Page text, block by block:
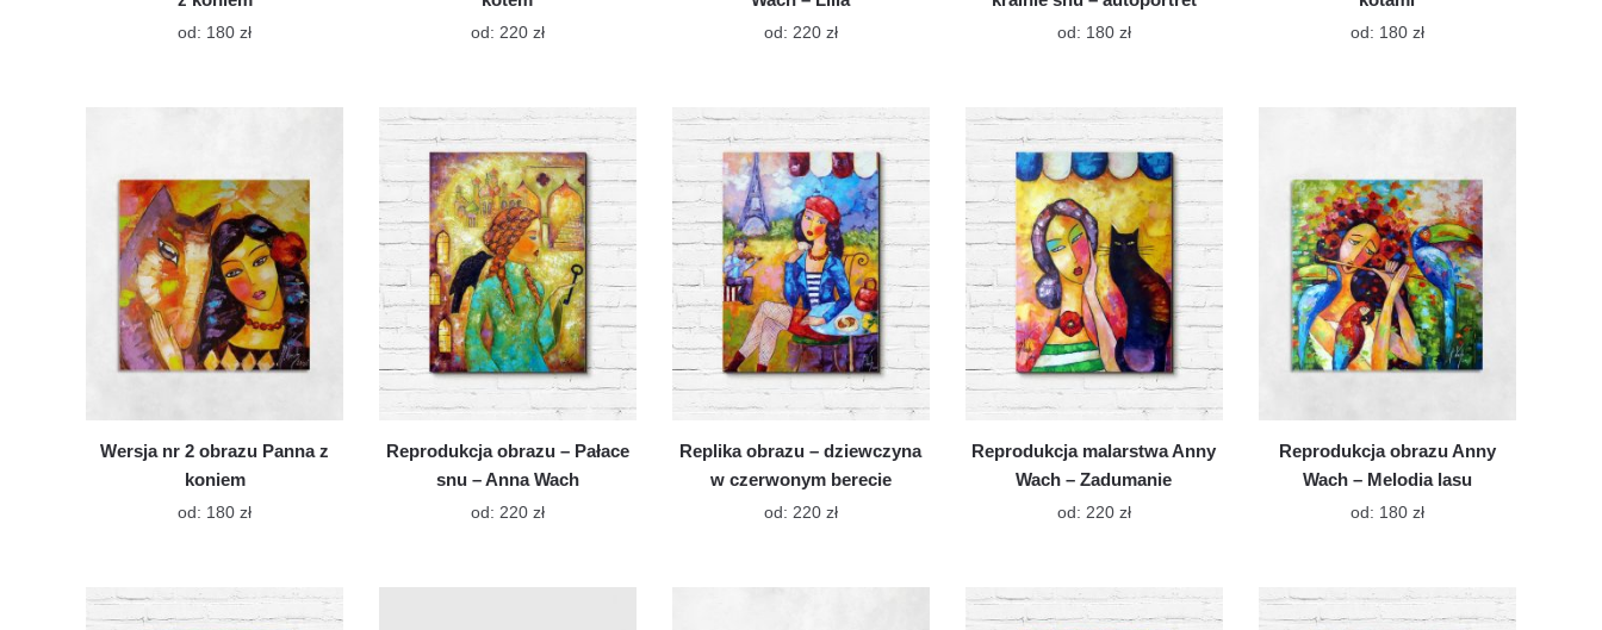
od: 180 złTen
można
wybrać
na
stronie
produktu
od: 220 złTen
wariantów.
Opcje
można
wybrać
na
stronie
produktu
od: 220 złTen
wariantów.
Opcje
można
wybrać
na
stronie
produktu
od: 180 złTen
wariantów.
Opcje
można
wybrać
na
stronie
produktu
od: 180 złTen
można
wybrać
na
stronie
produktu
Wersja nr 2 obrazu Panna z
koniem
od: 180 złTen
wariantów.
Reprodukcja obrazu – Pałace
snu – Anna Wach
od: 220 złTen
Replika obrazu – dziewczyna
w czerwonym berecie
od: 220 złTen
Reprodukcja malarstwa Anny
Wach – Zadumanie
od: 220 złTen
wariantów.
Reprodukcja obrazu Anny
Wach – Melodia lasu
od: 180 złTen
wariantów.